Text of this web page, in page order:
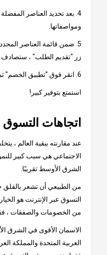
4. بعد تحديد العناصر
ومواصفاتها.
5. ضمن قائمة العناصر
زر "تقديم الطلب" ، ستصادف
6. انقر فوق "تطبيق الخصم" ثم انقر فوق الزر "تقديم الطلب" بمجرد أن يظهر الخصم من القسيمة في مبلغ الفاتورة النهائية.
استمتع بتوفير كبير!
اتجاهات
عند مقارنته ببقية العالم ،
الشرق الأوسط تقريبًا.
من الطبيعي أن تشعر بالقلق
التسوق عبر الإنترنت هو
من الخصومات والصفقات ،
الاسمان الأقوى في الشرق
العربية المتحدة والمملكة